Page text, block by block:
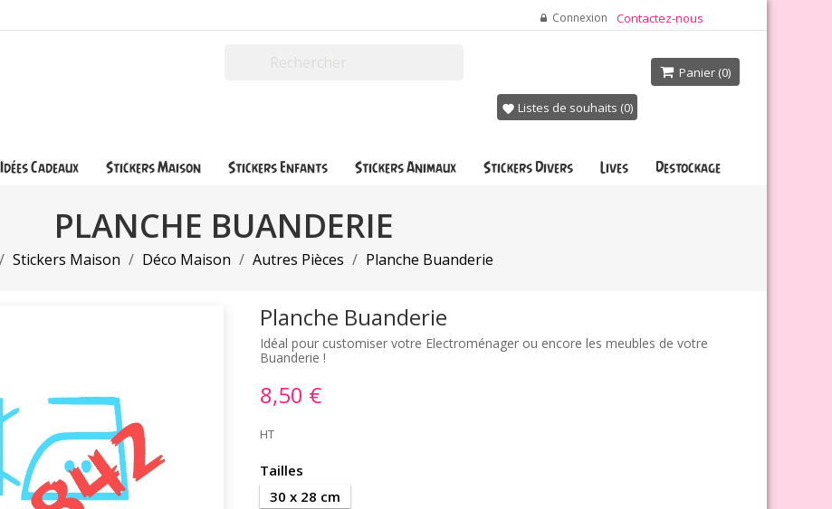
Connexion Contactez-nous
Panier (0)
favorite Listes de souhaits (0)
Idées Cadeaux Stickers Maison Stickers Enfants Stickers Animaux Stickers Divers Lives Destockage
PLANCHE BUANDERIE
Stickers Maison Déco Maison Autres Pièces Planche Buanderie
Planche Buanderie
Idéal pour customiser votre Electroménager ou encore les meubles de votre
Buanderie !
8,50 €
HT
Tailles
30 x 28 cm